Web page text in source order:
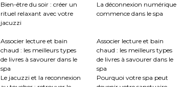
Bien-être du soir : créer un
rituel relaxant avec votre
jacuzzi
La déconnexion numérique
commence dans le spa
Associer lecture et bain
chaud : les meilleurs types
de livres à savourer dans le
spa
Associer lecture et bain
chaud : les meilleurs types
de livres à savourer dans le
spa
Le jacuzzi et la reconnexion
Pourquoi votre spa peut